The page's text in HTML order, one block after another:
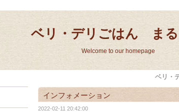
ベリ・デリごはん まる
Welcome to our homepage
ベリ・
インフォメーション
2022-02-11 20:42:00